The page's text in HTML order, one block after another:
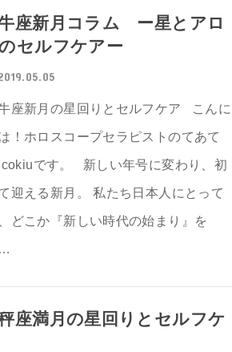
座新月コラム ー星とアロ
セルフケアー
座新月の星回りとセルフケア こんに
！ホロスコープセラピストのてあて
です。 新しい年号に変わり、初
迎える新月。 私たち日本人にとって
どこか『新しい時代の始まり』を
座満月の星回りとセルフケ